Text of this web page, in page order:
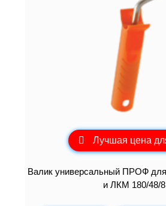
Лучшая цена
Валик универсальный ПРОФ для
и ЛКМ 180/48/8